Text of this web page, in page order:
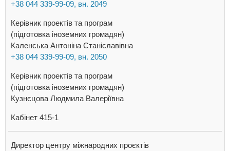
+38 044 339-99-09, вн. 2049
Керівник проектів та програм
(підготовка іноземних громадян)
Каленська Антоніна Станіславівна
+38 044 339-99-09, вн. 2050
Керівник проектів та програм
(підготовка іноземних громадян)
Кузнєцова Людмила Валеріївна
Кабінет 415-1
Директор центру міжнародних проєктів